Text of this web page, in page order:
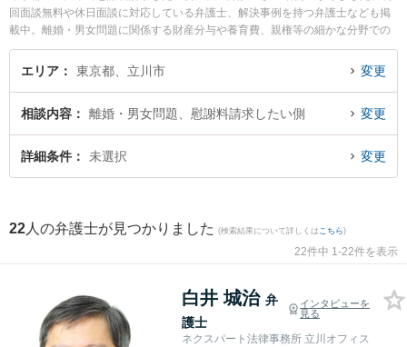
回面談無料や休日面談に対応している弁護士、解決事例を持つ弁護士なども掲
載中。離婚・男女問題に関係する財産分与や養育費、親権等の細かな分野での
絞り込み検索もでき便利です。特にネクスパート法律事務所 立川オフィスの白
井 城治弁護士や弁護士法人心 立川法律事務所の福島 晃太弁護士、原後綜合法
側のトラブルを今すぐに弁護士に相談したい』『慰謝料請求したい側のトラブ
ル解決の実績豊富な近くの弁護士を検索したい』『初回相談無料で慰謝料請求
したい側を法律相談できる立川市内の弁護士に相談予約したい』などでお困り
エリア 東京都、立川市 変更
相談内容 離婚・男女問題、慰謝料請求したい側 変更
詳細条件 未選択 変更
22 人の弁護士が見つかりました (検索結果について詳しくは こちら)
22件中 1-22件を表示
白井 城治 弁
護士
インタビューを
見る
ネクスパート法律事務所 立川オフィス